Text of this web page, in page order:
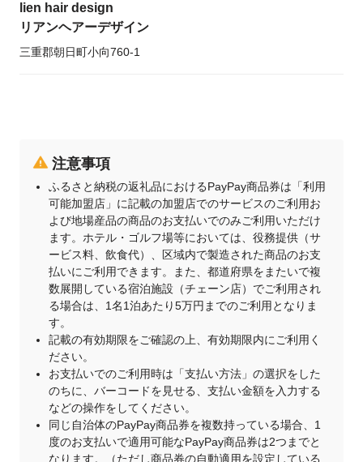
lien hair design
リアンヘアーデザイン
三重郡朝日町小向760-1
注意事項
ふるさと納税の返礼品におけるPayPay商品券は「利用
可能加盟店」に記載の加盟店でのサービスのご利用お
よび地場産品の商品のお支払いでのみご利用いただけ
ます。ホテル・ゴルフ場等においては、役務提供（サ
ービス料、飲食代）、区域内で製造された商品のお支
払いにご利用できます。また、都道府県をまたいで複
数展開している宿泊施設（チェーン店）でご利用され
る場合は、1名1泊あたり5万円までのご利用となりま
す。
記載の有効期限をご確認の上、有効期限内にご利用く
ださい。
お支払いでのご利用時は「支払い方法」の選択をした
のちに、バーコードを見せる、支払い金額を入力する
などの操作をしてください。
同じ自治体のPayPay商品券を複数持っている場合、1
度のお支払いで適用可能なPayPay商品券は2つまでと
なります。（ただし商品券の自動適用を設定している